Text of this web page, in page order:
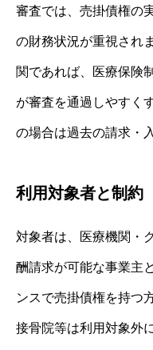
審査では、売掛債権の
の財務状況が重視され
関であれば、医療保険
が審査を通過しやすく
の場合は過去の請求・
利用対象者と制約
対象者は、医療機関・
酬請求が可能な事業主
ンスで売掛債権を持つ
接骨院等は利用対象外